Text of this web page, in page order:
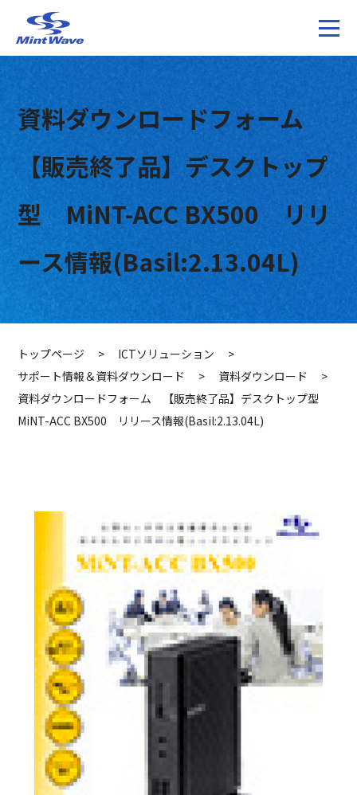
資料ダウンロードフォーム
【販売終了品】デスクトップ
型 MiNT-ACC BX500 リリ
ース情報(Basil:2.13.04L)
トップページ > ICTソリューション
>
サポート情報＆資料ダウンロード
> 資料ダウンロード
>
資料ダウンロードフォーム 【販売終了品】デスクトップ型
MiNT-ACC BX500 リリース情報(Basil:2.13.04L)